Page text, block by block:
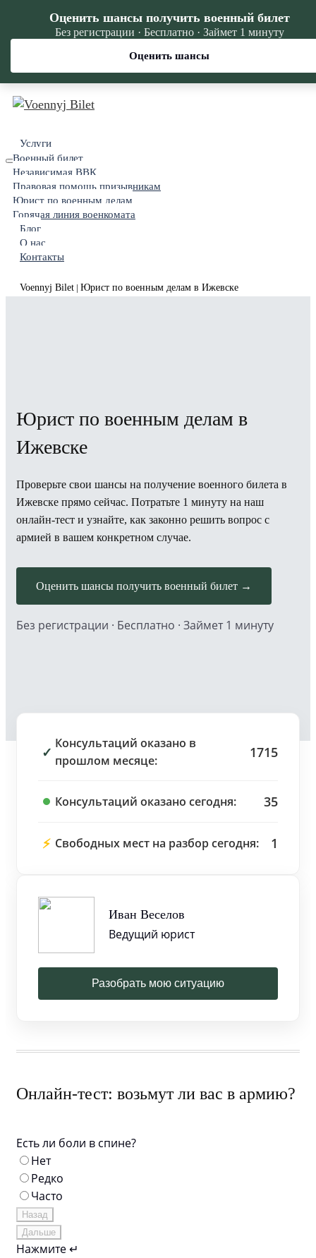
Услуги
Военный билет
Независимая ВВК
Правовая помощь призывникам
Юрист по военным делам
Горячая линия военкомата
Блог
О нас
Контакты
Voennyj Bilet Юрист по военным делам в Ижевске
Юрист по военным делам в
Ижевске
Проверьте свои шансы на получение военного билета в
Ижевске прямо сейчас. Потратьте 1 минуту на наш
онлайн-тест и узнайте, как законно решить вопрос с
армией в вашем конкретном случае.
Оценить шансы получить военный билет →
Без регистрации · Бесплатно · Займет 1 минуту
✓
Консультаций оказано в
прошлом месяце:
1715
Консультаций оказано сегодня: 35
⚡ Свободных мест на разбор сегодня: 1
Иван Веселов
Ведущий юрист
Разобрать мою ситуацию
Онлайн-тест: возьмут ли вас в армию?
Есть ли боли в спине?
Нет
Редко
Часто
Назад
Дальше
Нажмите ↵
Оценить шансы получить военный билет
Без регистрации · Бесплатно · Займет 1 минуту
Оценить шансы